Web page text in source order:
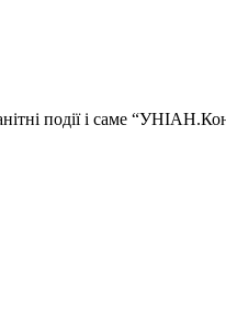
події і саме